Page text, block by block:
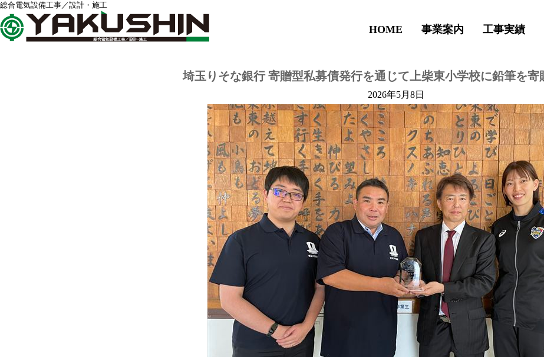
総合電気設備工事／設計・施工
HOME 事業案内 工事実績
埼玉りそな銀行 寄贈型私募債発行を通じて上柴東小学校に鉛筆を寄
2026年5月8日